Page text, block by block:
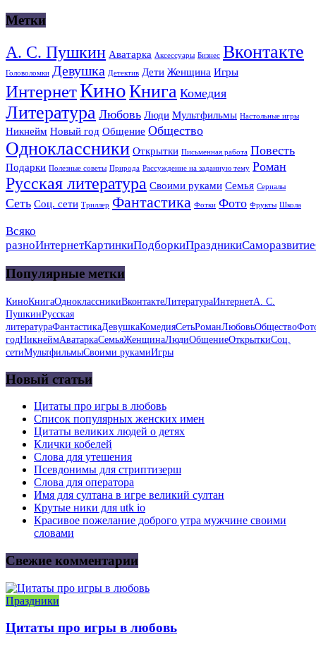
Метки
А. С. Пушкин Аватарка Аксессуары Бизнес Вконтакте
Головоломки Девушка Детектив Дети Женщина Игры
ИнтернетКиноКнига Комедия
Литература Любовь Люди Мультфильмы Настольные игры
Никнейм Новый год Общение Общество
Одноклассники Открытки Письменная работа Повесть
Подарки Полезные советы Природа Рассуждение на заданную тему Роман
Русская литература Своими руками Семья Сериалы
Сеть Соц. сети Триллер Фантастика Фотки Фото Фрукты Школа
Всяко
разноИнтернетКартинкиПодборкиПраздникиСаморазвитие
Популярные метки
КиноКнигаОдноклассникиВконтактеЛитератураИнтернетА. С.
ПушкинРусская
литератураФантастикаДевушкаКомедияСетьРоманЛюбовьОбщество
годНикнеймАватаркаСемьяЖенщинаЛюдиОбщениеОткрыткиСоц.
сетиМультфильмыСвоими рукамиИгры
Новый статьи
Цитаты про игры в любовь
Список популярных женских имен
Цитаты великих людей о детях
Клички кобелей
Слова для утешения
Псевдонимы для стриптизерш
Слова для оператора
Имя для султана в игре великий султан
Крутые ники для utk io
Красивое пожелание доброго утра мужчине своими
словами
Свежие комментарии
Праздники
Цитаты про игры в любовь